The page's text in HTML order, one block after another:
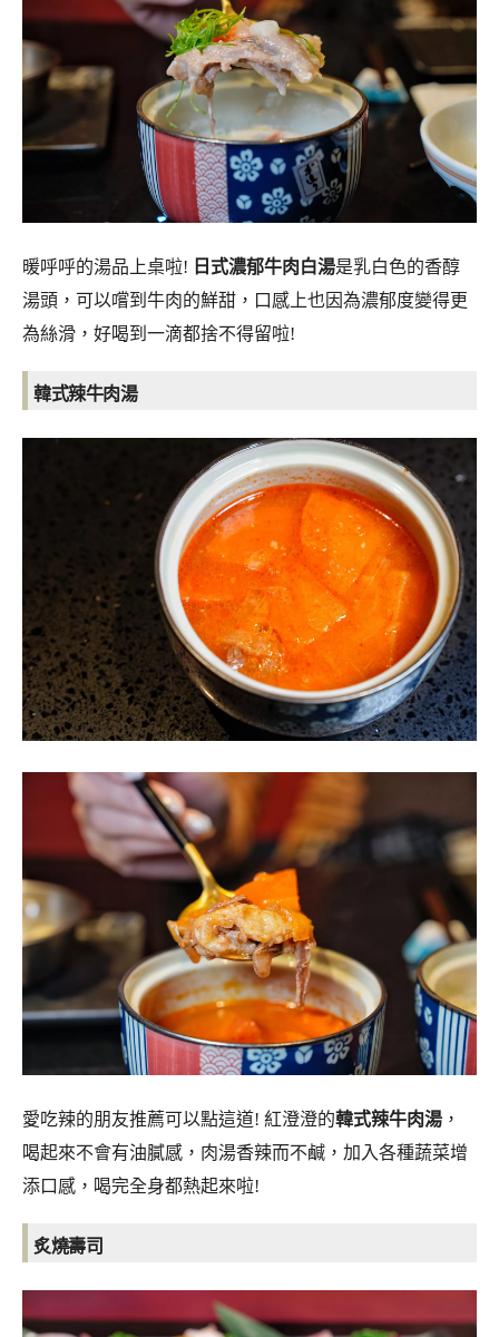
暖呼呼的湯品上桌啦! 日式濃郁牛肉白湯是乳白色的香醇
湯頭，可以嚐到牛肉的鮮甜，口感上也因為濃郁度變得更
為絲滑，好喝到一滴都捨不得留啦!
韓式辣牛肉湯
愛吃辣的朋友推薦可以點這道! 紅澄澄的韓式辣牛肉湯 ，
喝起來不會有油膩感，肉湯香辣而不鹹，加入各種蔬菜增
添口感，喝完全身都熱起來啦!
炙燒壽司